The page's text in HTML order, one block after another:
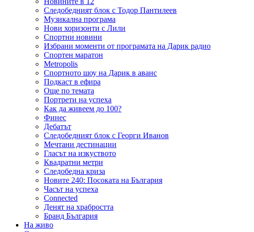
Следобедният блок с Тодор Пантилеев
Музикална програма
Нови хоризонти с Лили
Спортни новини
Избрани моменти от програмата на Дарик радио
Спортен маратон
Metropolis
Спортното шоу на Дарик в аванс
Подкаст в ефира
Още по темата
Портрети на успеха
Как да живеем до 100?
Финес
Дебатът
Следобедният блок с Георги Иванов
Мечтани дестинации
Гласът на изкуството
Квадратни метри
Следобедна криза
Новите 240: Посоката на България
Часът на успеха
Connected
Денят на храбростта
Бранд България
На живо